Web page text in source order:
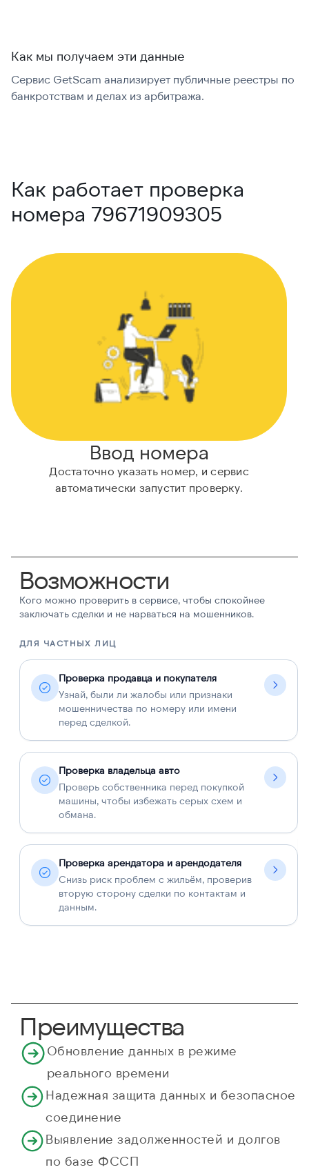
Как мы получаем эти данные
Сервис GetScam анализирует публичные реестры по
банкротствам и делах из арбитража.
Как работает проверка
номера 79671909305
Ввод номера
Достаточно указать номер, и сервис
автоматически запустит проверку.
Возможности
Кого можно проверить в сервисе, чтобы спокойнее
заключать сделки и не нарваться на мошенников.
ДЛЯ ЧАСТНЫХ ЛИЦ
Проверка продавца и покупателя
Узнай, были ли жалобы или признаки
мошенничества по номеру или имени
перед сделкой.
Проверка владельца авто
Проверь собственника перед покупкой
машины, чтобы избежать серых схем и
обмана.
Проверка арендатора и арендодателя
Снизь риск проблем с жильём, проверив
вторую сторону сделки по контактам и
данным.
Преимущества
Обновление данных в режиме
реального времени
Надежная защита данных и безопасное
соединение
Выявление задолженностей и долгов
по базе ФССП